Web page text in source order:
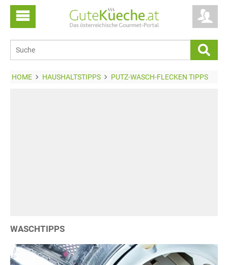
HOME HAUSHALTSTIPPS PUTZ-WASCH-FLECKEN TIPPS
WASCHTIPPS